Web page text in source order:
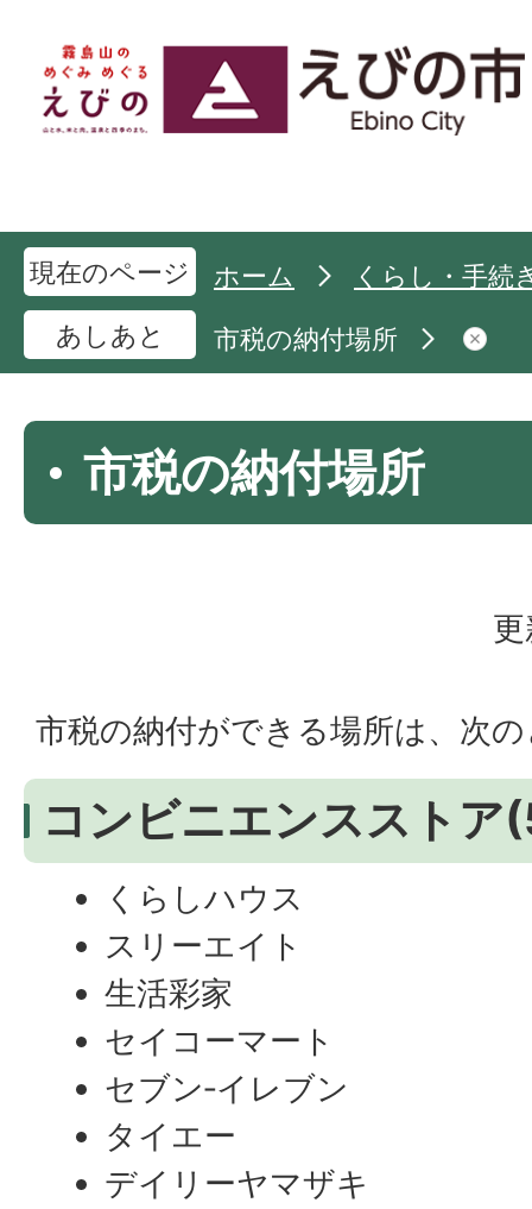
現在のページ ホーム
くらし・手続
あしあと
市税の納付場所
市税の納付場所
市税の納付ができる場所は、次
コンビニエンスストア
くらしハウス
スリーエイト
生活彩家
セイコーマート
セブン‐イレブン
タイエー
デイリーヤマザキ